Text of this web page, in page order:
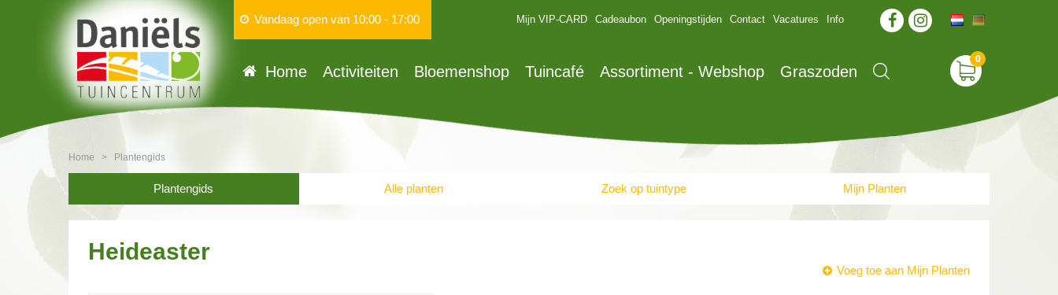
Home > Plantengids
Vandaag open van 10:00 - 17:00 Mijn VIP-CARD Cadeaubon Openingstijden Contact Vacatures Info
Home Activiteiten Bloemenshop Tuincafé Assortiment - Webshop Graszoden
Plantengids Alle planten Zoek op tuintype Mijn Planten
Heideaster
Voeg toe aan Mijn Planten